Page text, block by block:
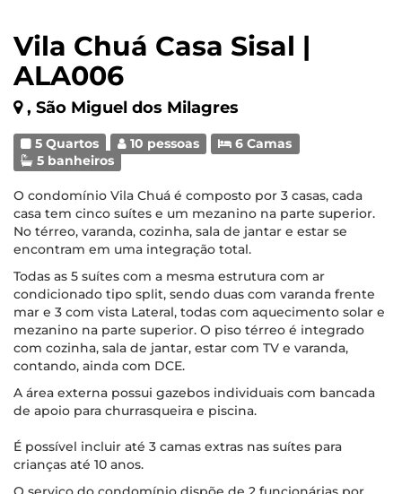
Vila Chuá Casa Sisal |
ALA006
, São Miguel dos Milagres
5 Quartos 10 pessoas
6 Camas
5 banheiros
O condomínio Vila Chuá é composto por 3 casas, cada
casa tem cinco suítes e um mezanino na parte superior.
No térreo, varanda, cozinha, sala de jantar e estar se
encontram em uma integração total.
Todas as 5 suítes com a mesma estrutura com ar
condicionado tipo split, sendo duas com varanda frente
mar e 3 com vista Lateral, todas com aquecimento solar e
mezanino na parte superior. O piso térreo é integrado
com cozinha, sala de jantar, estar com TV e varanda,
contando, ainda com DCE.
A área externa possui gazebos individuais com bancada
de apoio para churrasqueira e piscina.
É possível incluir até 3 camas extras nas suítes para
crianças até 10 anos.